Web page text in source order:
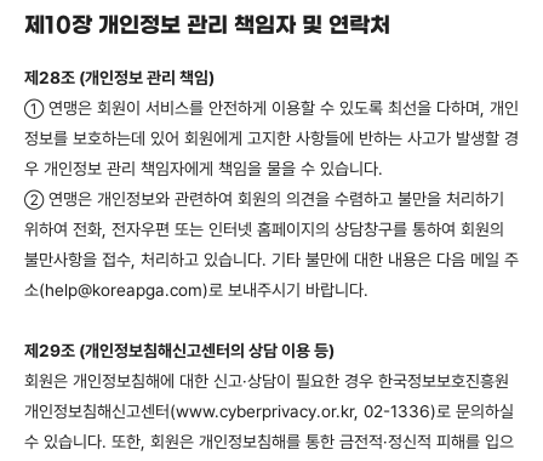
제10장 개인정보 관리 책임자 및 연락처
제28조 (개인정보 관리 책임)
①연맹은 회원이 서비스를 안전하게 이용할 수 있도록 최선을 다하며, 개인
정보를 보호하는데 있어 회원에게 고지한 사항들에 반하는 사고가 발생할 경
우 개인정보 관리 책임자에게 책임을 물을 수 있습니다.
②연맹은 개인정보와 관련하여 회원의 의견을 수렴하고 불만을 처리하기
위하여 전화, 전자우편 또는 인터넷 홈페이지의 상담창구를 통하여 회원의
불만사항을 접수, 처리하고 있습니다. 기타 불만에 대한 내용은 다음 메일 주
소(help@koreapga.com)로 보내주시기 바랍니다.
제29조 (개인정보침해신고센터의 상담 이용 등)
회원은 개인정보침해에 대한 신고·상담이 필요한 경우 한국정보보호진흥원
개인정보침해신고센터(www.cyberprivacy.or.kr, 02-1336)로 문의하실
수 있습니다. 또한, 회원은 개인정보침해를 통한 금전적·정신적 피해를 입으